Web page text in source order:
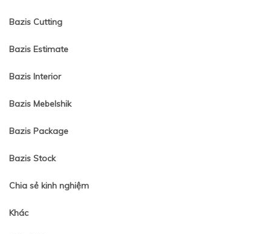
Bazis Cutting
Bazis Estimate
Bazis Interior
Bazis Mebelshik
Bazis Package
Bazis Stock
Chia sẻ kinh nghiệm
Khác